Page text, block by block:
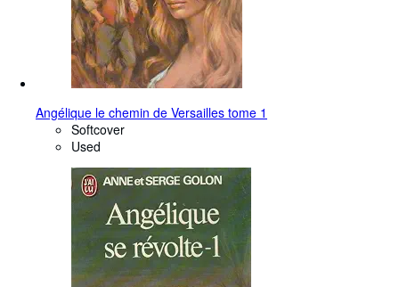
Angélique le chemin de Versailles tome 1
Softcover
Used